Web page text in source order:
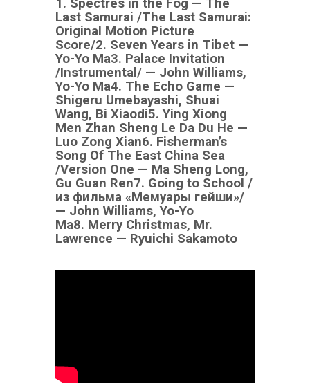
1. Spectres in the Fog — The
Last Samurai /The Last Samurai:
Original Motion Picture
Score/2. Seven Years in Tibet —
Yo-Yo Ma3. Palace Invitation
/Instrumental/ — John Williams,
Yo-Yo Ma4. The Echo Game —
Shigeru Umebayashi, Shuai
Wang, Bi Xiaodi5. Ying Xiong
Men Zhan Sheng Le Da Du He —
Luo Zong Xian6. Fisherman’s
Song Of The East China Sea
/Version One — Ma Sheng Long,
Gu Guan Ren7. Going to School /
из фильма «Мемуары гейши»/
— John Williams, Yo-Yo
Ma8. Merry Christmas, Mr.
Lawrence — Ryuichi Sakamoto